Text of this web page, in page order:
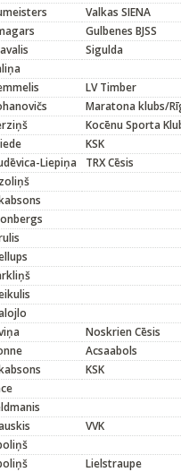
Valkas SIENA
Gulbenes BJSS
Sigulda
LV Timber
Maratona klubs/
Kocēnu Sporta
KSK
Liepiņa
TRX Cēsis
Noskrien Cēsis
Acsaabols
KSK
VVK
Lielstraupe